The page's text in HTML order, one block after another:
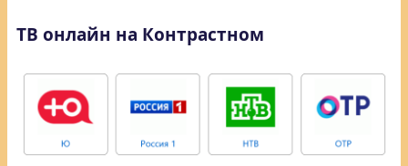
ТВ онлайн на Контрастном